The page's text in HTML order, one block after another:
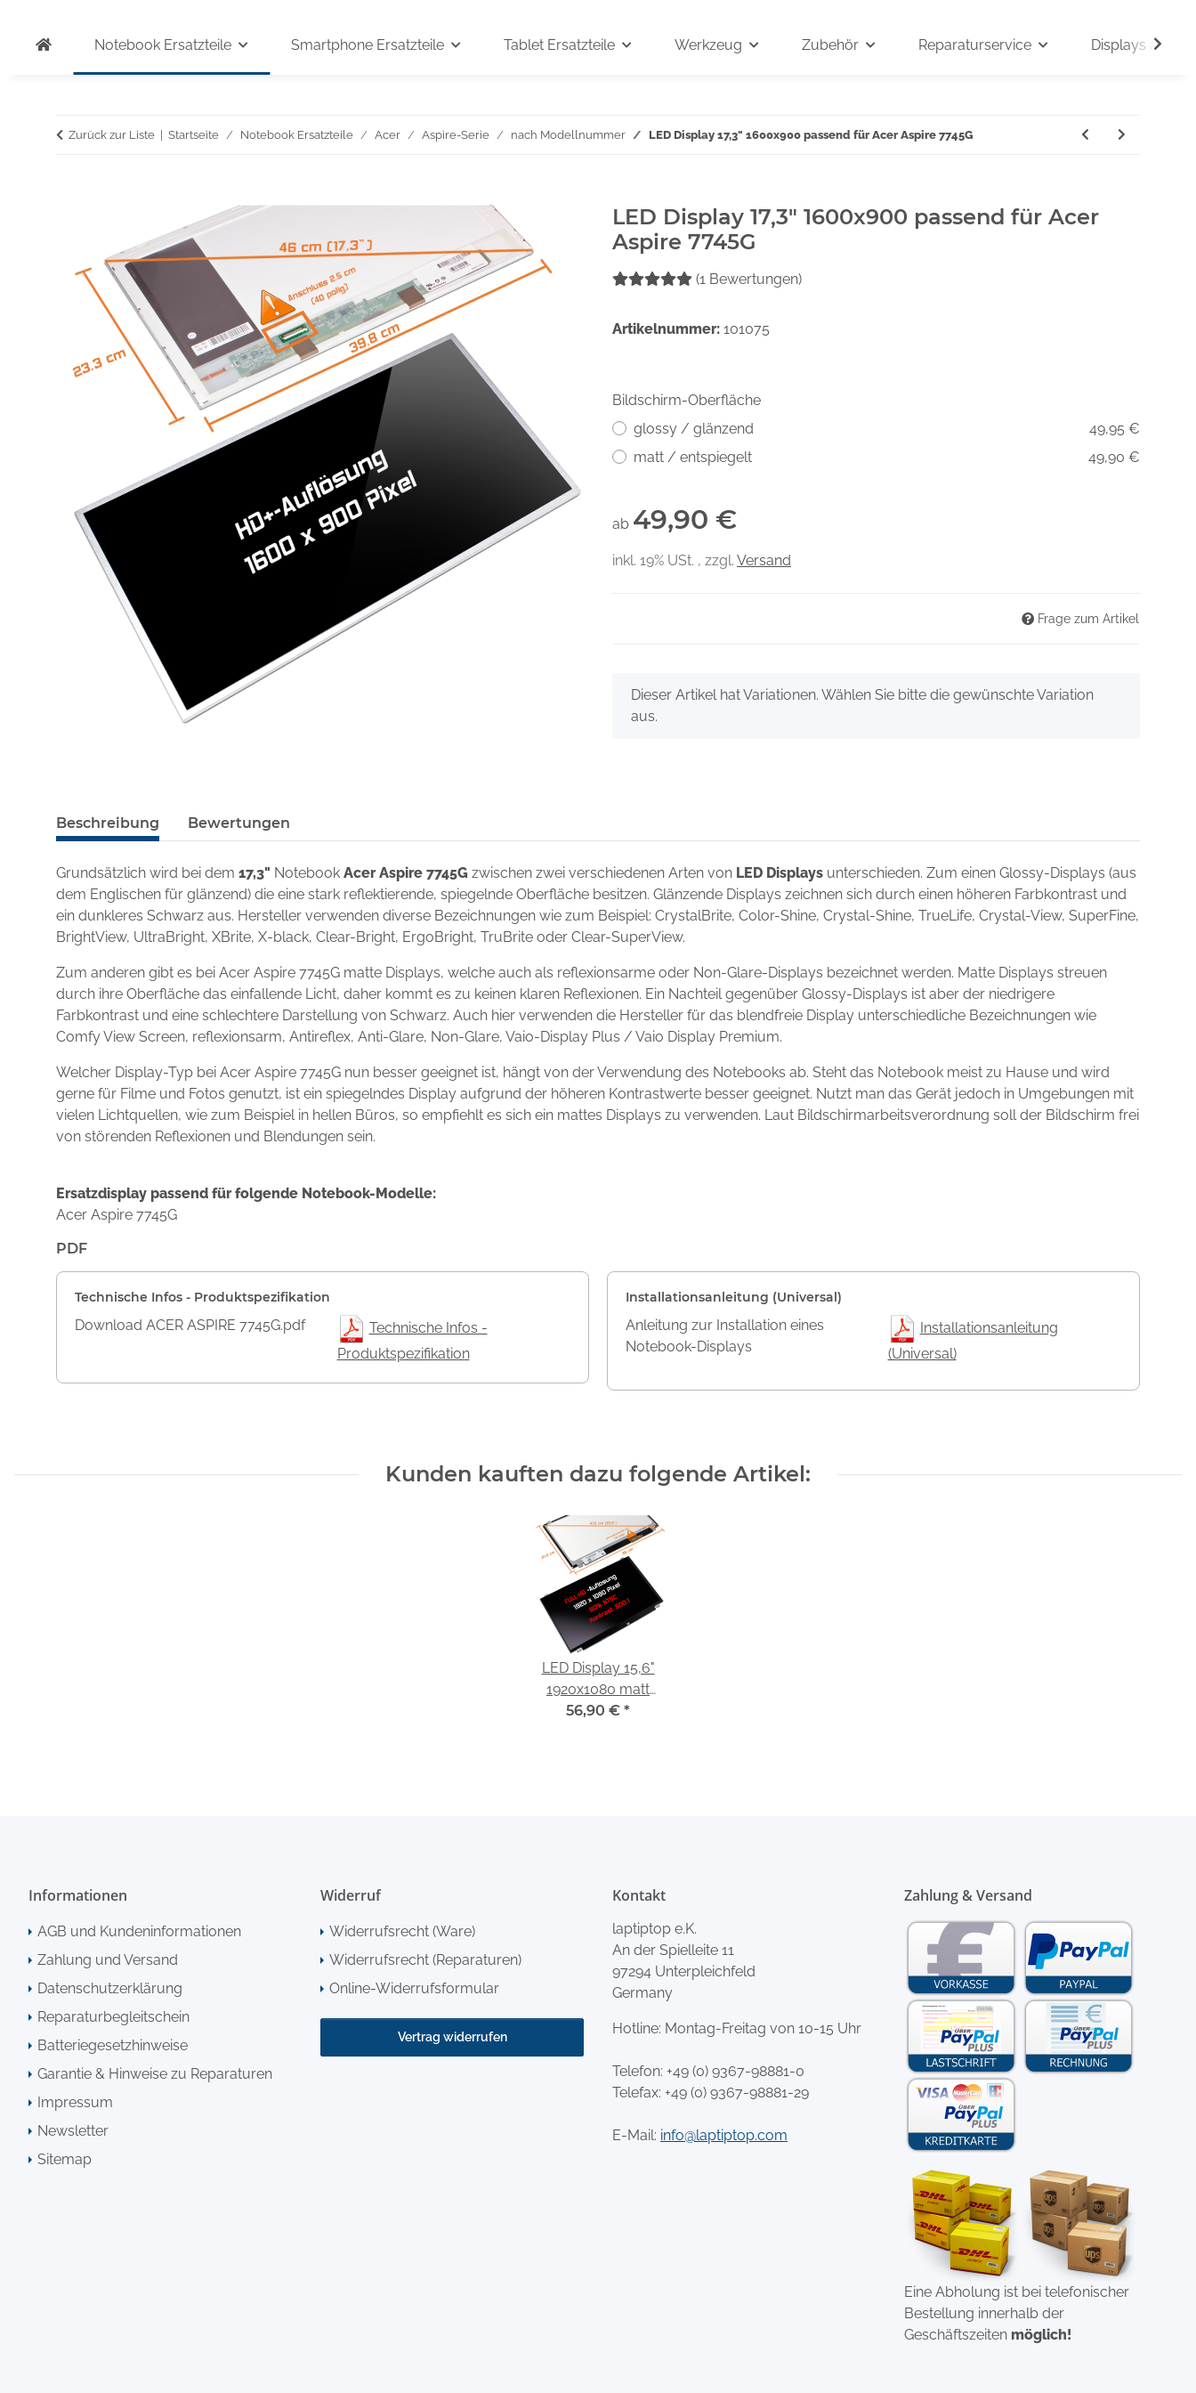
Notebook Ersatzteile Smartphone Ersatzteile Tablet Ersatzteile Werkzeug Zubehör Reparaturservice Displays auf
Zurück zur Liste Startseite Notebook Ersatzteile Acer Aspire-Serie nach Modellnummer LED Display 17,3" 1600x900 passend für Acer Aspire 7745G
LED Display 17,3" 1600x900 passend für Acer
Aspire 7745G
(1 Bewertungen)
Artikelnummer: 101075
Bildschirm-Oberfläche
glossy / glänzend
49,95 €
matt / entspiegelt
49,90 €
ab 49,90 €
inkl. 19% USt. , zzgl. Versand
Frage zum Artikel
xDieser Artikel hat Variationen. Wählen Sie bitte die gewünschte Variation
aus.
Beschreibung Bewertungen
Grundsätzlich wird bei dem 17,3" Notebook Acer Aspire 7745G zwischen zwei verschiedenen Arten von LED Displays unterschieden. Zum einen Glossy-Displays (aus
dem Englischen für glänzend) die eine stark reflektierende, spiegelnde Oberfläche besitzen. Glänzende Displays zeichnen sich durch einen höheren Farbkontrast und
ein dunkleres Schwarz aus. Hersteller verwenden diverse Bezeichnungen wie zum Beispiel: CrystalBrite, Color-Shine, Crystal-Shine, TrueLife, Crystal-View, SuperFine,
BrightView, UltraBright, XBrite, X-black, Clear-Bright, ErgoBright, TruBrite oder Clear-SuperView.
Zum anderen gibt es bei Acer Aspire 7745G matte Displays, welche auch als reflexionsarme oder Non-Glare-Displays bezeichnet werden. Matte Displays streuen
durch ihre Oberfläche das einfallende Licht, daher kommt es zu keinen klaren Reflexionen. Ein Nachteil gegenüber Glossy-Displays ist aber der niedrigere
Farbkontrast und eine schlechtere Darstellung von Schwarz. Auch hier verwenden die Hersteller für das blendfreie Display unterschiedliche Bezeichnungen wie
Comfy View Screen, reflexionsarm, Antireflex, Anti-Glare, Non-Glare, Vaio-Display Plus / Vaio Display Premium.
Welcher Display-Typ bei Acer Aspire 7745G nun besser geeignet ist, hängt von der Verwendung des Notebooks ab. Steht das Notebook meist zu Hause und wird
gerne für Filme und Fotos genutzt, ist ein spiegelndes Display aufgrund der höheren Kontrastwerte besser geeignet. Nutzt man das Gerät jedoch in Umgebungen mit
vielen Lichtquellen, wie zum Beispiel in hellen Büros, so empfiehlt es sich ein mattes Displays zu verwenden. Laut Bildschirmarbeitsverordnung soll der Bildschirm frei
von störenden Reflexionen und Blendungen sein.
Ersatzdisplay passend für folgende Notebook-Modelle:
Acer Aspire 7745G
PDF
Technische Infos - Produktspezifikation
Download ACER ASPIRE 7745G.pdf
Technische Infos -
Produktspezifikation
Installationsanleitung (Universal)
Anleitung zur Installation eines
Notebook-Displays
Installationsanleitung
(Universal)
Kunden kauften dazu folgende Artikel:
LED Display 15,6"
1920x1080 matt
passend für BOE
56,90 € *
Informationen
AGB und Kundeninformationen
Zahlung und Versand
Datenschutzerklärung
Reparaturbegleitschein
Batteriegesetzhinweise
Garantie & Hinweise zu Reparaturen
Impressum
Newsletter
Sitemap
Widerruf
Widerrufsrecht (Ware)
Widerrufsrecht (Reparaturen)
Online-Widerrufsformular
Vertrag widerrufen
Kontakt
laptiptop e.K.
An der Spielleite 11
97294 Unterpleichfeld
Germany
Hotline: Montag-Freitag von 10-15 Uhr
Telefon: +49 (0) 9367-98881-0
Telefax: +49 (0) 9367-98881-29
E-Mail: info@laptiptop.com
Zahlung & Versand
Eine Abholung ist bei telefonischer
Bestellung innerhalb der
Geschäftszeiten möglich!